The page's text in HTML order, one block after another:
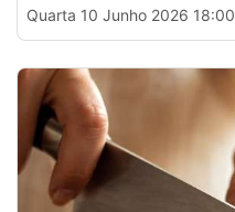
Quarta 10 Junho 2026 18:00